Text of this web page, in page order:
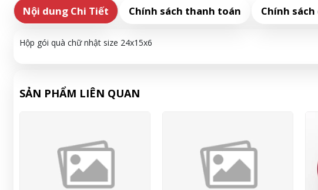
Nội dung Chi Tiết Chính sách thanh toán Chính
Hộp gói quà chữ nhật size 24x15x6
SẢN PHẨM LIÊN QUAN